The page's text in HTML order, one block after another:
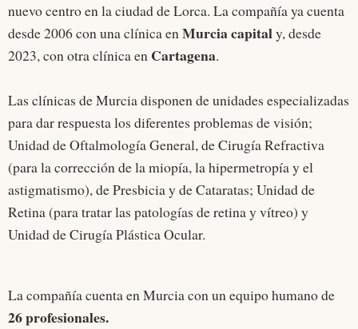
nuevo centro en la ciudad de Lorca. La compañía ya cuenta
desde 2006 con una clínica enMurcia capitaly, desde
2023, con otra clínica en Cartagena.
Las clínicas de Murcia disponen de unidades especializadas
para dar respuesta los diferentes problemas de visión;
Unidad de Oftalmología General, de Cirugía Refractiva
(para la corrección de la miopía, la hipermetropía y el
astigmatismo), de Presbicia y de Cataratas; Unidad de
Retina (para tratar las patologías de retina y vítreo) y
Unidad de Cirugía Plástica Ocular.
La compañía cuenta en Murcia con un equipo humano de
26 profesionales.